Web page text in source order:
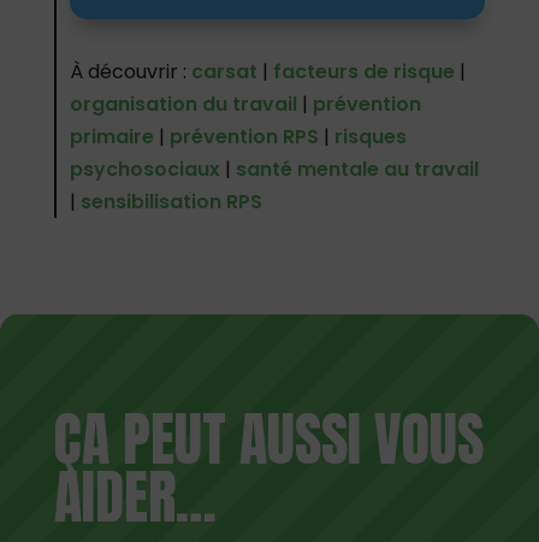
À découvrir : carsat | facteurs de risque |
organisation du travail | prévention
primaire | prévention RPS | risques
psychosociaux | santé mentale au travail
| sensibilisation RPS
ÇA PEUT AUSSI VOUS
AIDER…